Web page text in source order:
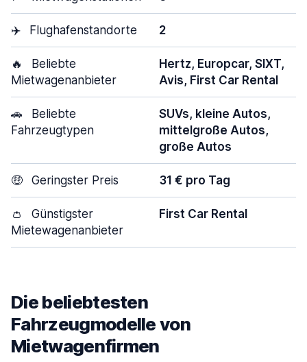
✈️ Flughafenstandorte 2
🔥
Beliebte
Mietwagenanbieter
Hertz, Europcar, SIXT,
Avis, First Car Rental
🚗
Beliebte
Fahrzeugtypen
SUVs, kleine Autos,
mittelgroße Autos,
große Autos
🤑 Geringster Preis 31 € pro Tag
👛
Günstigster
Mietewagenanbieter
First Car Rental
Die beliebtesten
Fahrzeugmodelle von
Mietwagenfirmen